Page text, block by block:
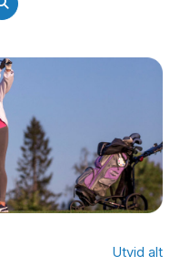
Søk etter kurs
Utvid alt